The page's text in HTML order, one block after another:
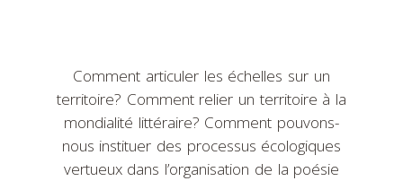
Comment articuler les échelles sur un
territoire? Comment relier un territoire à la
mondialité littéraire? Comment pouvons-
nous instituer des processus écologiques
vertueux dans l’organisation de la poésie